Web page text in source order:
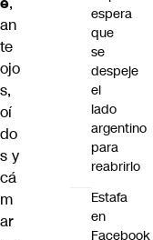
an
te
ojo
s,
oí
do
s y
cá
m
ar
espera
que
se
despeje
el
lado
argentino
para
reabrirlo
Estafa
en
Facebook